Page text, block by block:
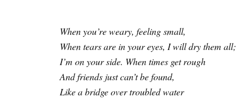
When you’re weary, feeling small,
When tears are in your eyes, I will dry them all;
I’m on your side. When times get rough
And friends just can’t be found,
Like a bridge over troubled water